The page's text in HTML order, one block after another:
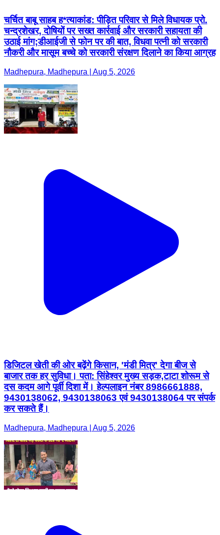
चर्चित बाबू साहब ह*त्याकांड: पीड़ित परिवार से मिले विधायक प्रो.
चन्द्रशेखर, दोषियों पर सख्त कार्रवाई और सरकारी सहायता की
उठाई मांग;डीआईजी से फोन पर की बात, विधवा पत्नी को सरकारी
नौकरी और मासूम बच्चे को सरकारी संरक्षण दिलाने का किया आग्रह
Madhepura, Madhepura | Aug 5, 2026
डिजिटल खेती की ओर बढ़ेंगे किसान, 'मंडी मित्र' देगा बीज से
बाजार तक हर सुविधा। पता: सिंहेश्वर मुख्य सड़क,टाटा शोरूम से
दस कदम आगे पूर्वी दिशा में। हेल्पलाइन नंबर 8986661888,
9430138062, 9430138063 एवं 9430138064 पर संपर्क
कर सकते हैं।
Madhepura, Madhepura | Aug 5, 2026